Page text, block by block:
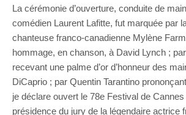
La cérémonie d’ouverture, conduite de
comédien Laurent Lafitte, fut marquée par
chanteuse franco-canadienne Mylène
hommage, en chanson, à David Lynch ;
recevant une palme d’or d’honneur des
DiCaprio ; par Quentin Tarantino
je déclare ouvert le 78e Festival de
présidence du jury de la légendaire actrice